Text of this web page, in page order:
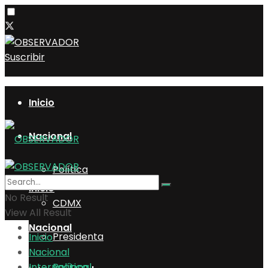
Suscribir
Inicio
Nacional
Política
CDMX
Presidenta
Inicio
Nacional
No Result
View All Result
Inicio
Nacional